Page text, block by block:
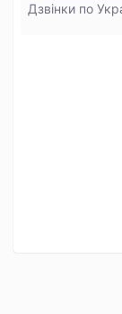
Дзвінки по